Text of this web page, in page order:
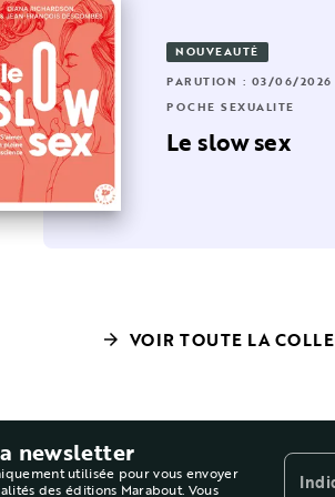
PAGES : 25/01/2023
352 PAGES
SEXUALITÉ
sexuelle
NOUVEAUTÉ
PARUTION : 03/06/2026
POCHE SEXUALITÉ
Le slow sex
arrow_forward VOIR TOUTE LA
newsletter
utilisée pour vous envoyer
des éditions Marabout. Vous